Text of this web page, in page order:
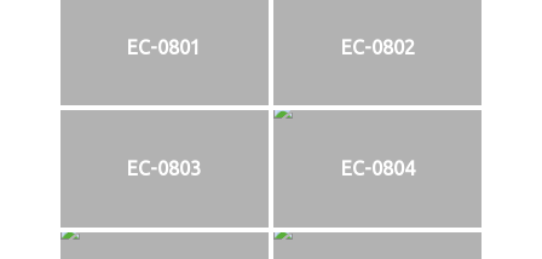
EC-0801 EC-0802
EC-0803 EC-0804